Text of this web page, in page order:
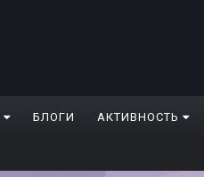
БЛОГИ АКТИВНОСТЬ